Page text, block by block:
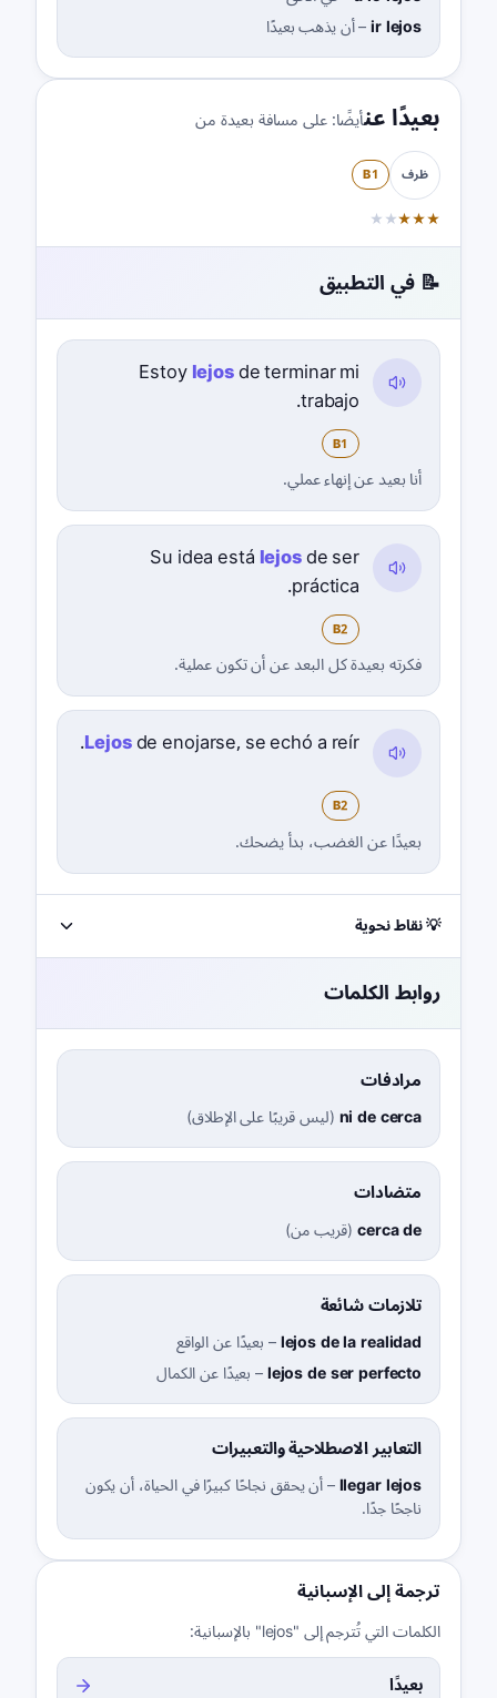
ir lejos
–أن يذهب بعيدًا
بعيدًا عنأيضًا:على مسافة بعيدة من
ظرف B1
★
★
★
★
★
📝 في التطبيق
Estoylejosde terminar mi
trabajo.
B1
أنا بعيد عن إنهاء عملي.
Su idea estálejosde ser
práctica.
B2
فكرته بعيدة كل البعد عن أن تكون عملية.
Lejosde enojarse, se echó a reír.
B2
بعيدًا عن الغضب، بدأ يضحك.
💡 نقاط نحوية
روابط الكلمات
مرادفات
ni de cerca
(ليس قريبًا على الإطلاق)
متضادات
cerca de
(قريب من)
تلازمات شائعة
lejos de la realidad
–بعيدًا عن الواقع
lejos de ser perfecto
–بعيدًا عن الكمال
التعابير الاصطلاحية والتعبيرات
llegar lejos
–أن يحقق نجاحًا كبيرًا في الحياة، أن يكون
ناجحًا جدًا.
ترجمة إلى الإسبانية
الكلمات التي تُترجم إلى "lejos" بالإسبانية:
بعيدًا